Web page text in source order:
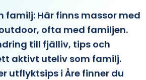
familj: Här finns massor med
ofta med familjen.
till fjälliv, tips och
aktivt uteliv som familj.
utflyktsips i Åre finner du